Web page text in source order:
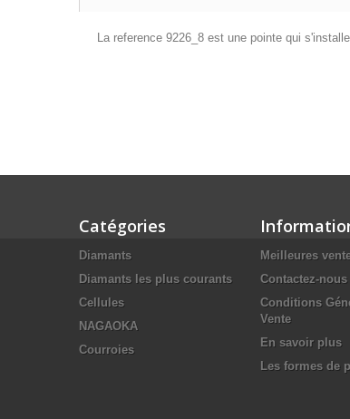
La reference 9226_8 est une pointe qui
Catégories
Diamants
Diamants les plus courants
Cellules
NAGAOKA
Courroies
Meilleures
Contactez-nous
Conditions
Vente
En savoir plus
Les formes de